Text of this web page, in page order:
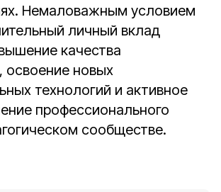
Немаловажным условием
личный вклад
качества
освоение новых
технологий и активное
профессионального
сообществе.